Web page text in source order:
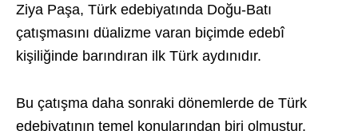
Ziya Paşa, Türk edebiyatında Doğu-Batı
çatışmasını düalizme varan biçimde edebî
kişiliğinde barındıran ilk Türk aydınıdır.
Bu çatışma daha sonraki dönemlerde de Türk
edebiyatının temel konularından biri olmuştur.